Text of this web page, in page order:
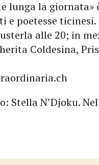
e lunga la
e poetesse
alle 20; in
Coldesina,
Stella N’Djoku.